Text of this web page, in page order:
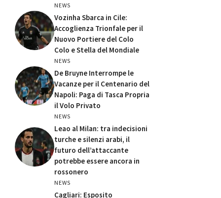
NEWS
Vozinha Sbarca in Cile:
Accoglienza Trionfale per il
Nuovo Portiere del Colo
Colo e Stella del Mondiale
NEWS
De Bruyne Interrompe le
Vacanze per il Centenario del
Napoli: Paga di Tasca Propria
il Volo Privato
NEWS
Leao al Milan: tra indecisioni
turche e silenzi arabi, il
futuro dell’attaccante
potrebbe essere ancora in
rossonero
NEWS
Cagliari: Esposito